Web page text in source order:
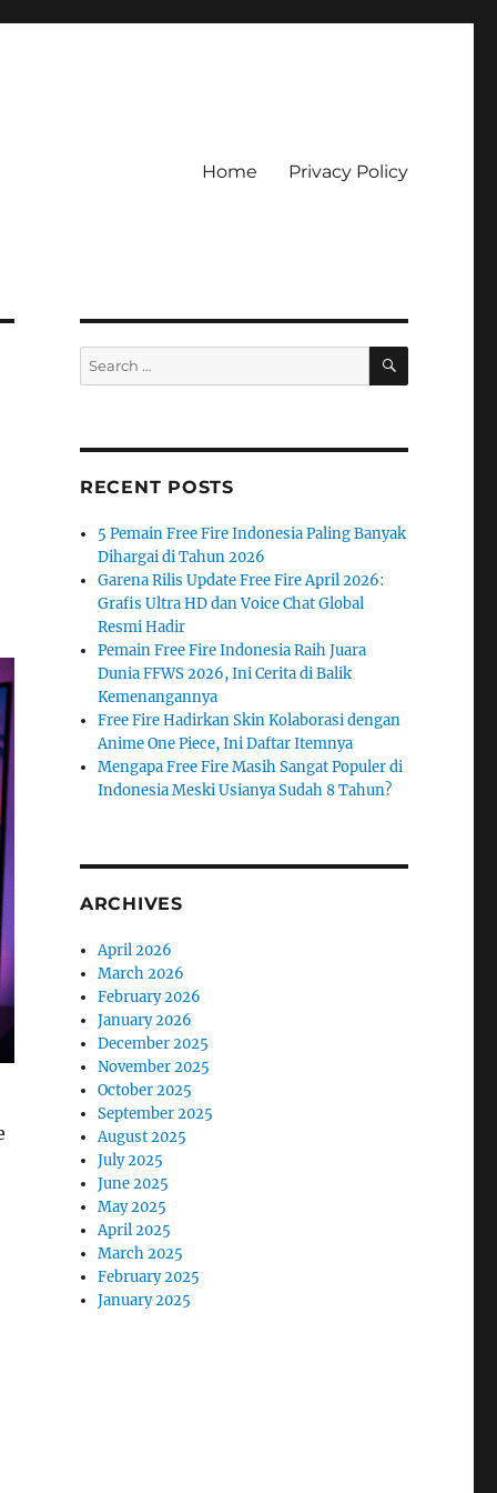
Home Privacy Policy
Search
for:
SEARCH
RECENT POSTS
5 Pemain Free Fire Indonesia Paling Banyak
Dihargai di Tahun 2026
Garena Rilis Update Free Fire April 2026:
Grafis Ultra HD dan Voice Chat Global
Resmi Hadir
Pemain Free Fire Indonesia Raih Juara
Dunia FFWS 2026, Ini Cerita di Balik
Kemenangannya
Free Fire Hadirkan Skin Kolaborasi dengan
Anime One Piece, Ini Daftar Itemnya
Mengapa Free Fire Masih Sangat Populer di
Indonesia Meski Usianya Sudah 8 Tahun?
ARCHIVES
April 2026
March 2026
February 2026
January 2026
December 2025
November 2025
October 2025
September 2025
August 2025
July 2025
June 2025
May 2025
April 2025
March 2025
February 2025
January 2025